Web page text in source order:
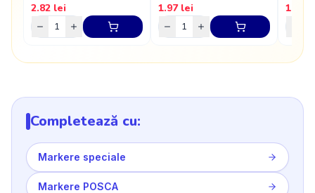
2.82 lei 1.97lei 1.97
Completează cu:
Markere speciale
Markere POSCA